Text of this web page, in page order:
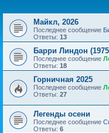
Майкл, 2026
Последнее сообщение
Ответы: 13
Барри Линдон
Последнее сообщение
Ответы: 18
Горничная 2025
Последнее сообщение
Ответы: 27
Легенды осени
Последнее сообщение
Ответы: 6